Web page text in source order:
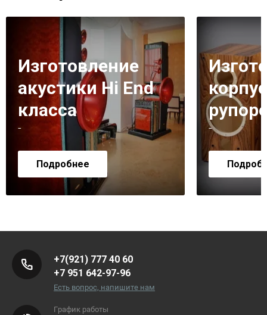
Изготовление
акустики Hi End
класса
-
Подробнее
-
+7(921) 777 40 60
+7 951 642-97-96
Есть вопрос, напишите нам
График работы